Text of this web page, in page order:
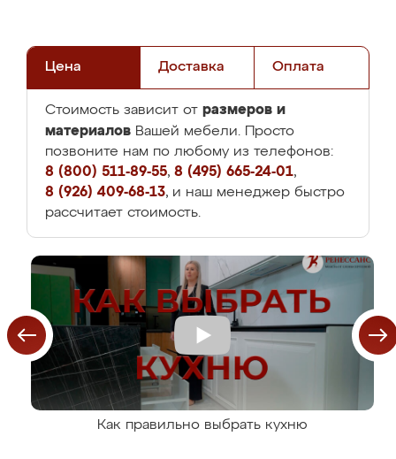
Цена Доставка Оплата
Стоимость зависит от размеров и
материалов Вашей мебели. Просто
позвоните нам по любому из телефонов:
8 (800) 511-89-55, 8 (495) 665-24-01,
8 (926) 409-68-13, и наш менеджер быстро
рассчитает стоимость.
Как правильно выбрать кухню